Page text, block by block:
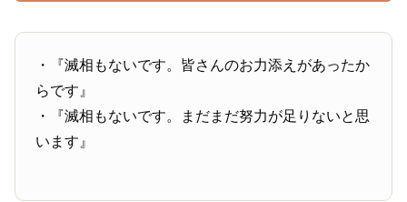
・『滅相もないです。皆さんのお力添えがあったか
らです』
・『滅相もないです。まだまだ努力が足りないと思
います』